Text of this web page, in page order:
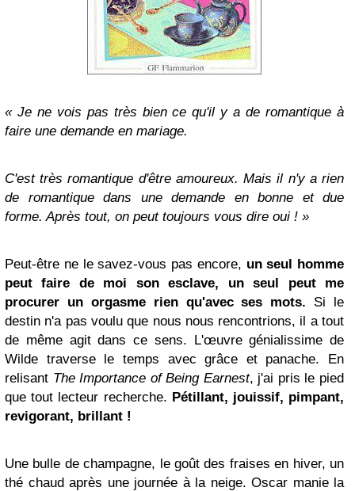
« Je ne vois pas très bien ce qu'il y a de romantique à
faire une demande en mariage.
C'est très romantique d'être amoureux. Mais il n'y a rien
de romantique dans une demande en bonne et due
forme. Après tout, on peut toujours vous dire oui ! »
Peut-être ne le savez-vous pas encore, un seul homme
peut faire de moi son esclave, un seul peut me
procurer un orgasmerien qu'avec ses mots. Si le
destin n'a pas voulu que nous nous rencontrions, il a tout
de même agit dans ce sens. L'œuvre génialissime de
Wilde traverse le temps avec grâce et panache. En
relisant The Importance of Being Earnest, j'ai pris le pied
que tout lecteur recherche. Pétillant, jouissif, pimpant,
revigorant, brillant !
Une bulle de champagne, le goût des fraises en hiver, un
thé chaud après une journée à la neige. Oscar manie la